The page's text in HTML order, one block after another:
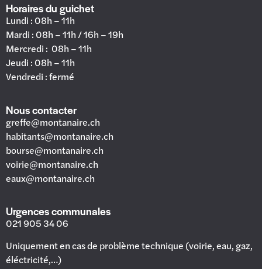
Horaires du guichet
Lundi : 08h – 11h
Mardi : 08h – 11h / 16h – 19h
Mercredi : 08h – 11h
Jeudi : 08h – 11h
Vendredi : fermé
Nous contacter
greffe@montanaire.ch
habitants@montanaire.ch
bourse@montanaire.ch
voirie@montanaire.ch
eaux@montanaire.ch
Urgences communales
021 905 34 06
Uniquement en cas de problème technique (voirie, eau, gaz,
éléctricité,…)